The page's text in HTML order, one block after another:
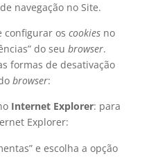
navegação no Site.
configurar os cookiesno
do seu browser.
formas de desativação
browser:
Internet Explorer: para
Explorer:
e escolha a opção